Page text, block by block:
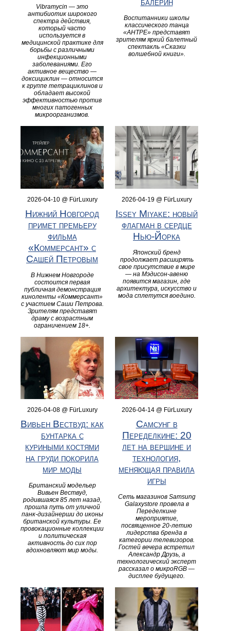
Vibramycin — это
антибиотик широкого
спектра действия,
который часто
используется в
медицинской практике для
борьбы с различными
инфекционными
заболеваниями. Его
активное вещество —
доксициклин — относится
к группе тетрациклинов и
обладает высокой
эффективностью против
многих патогенных
микроорганизмов.
Воспитанники школы
классического танца
«АНТРЕ» представят
зрителям яркий балетный
спектакль «Сказки
волшебной книги».
2026-04-10 @ FürLuxury
Нижний Новгород
примет премьеру
фильма
«Коммерсант» с
Сашей Петровым
В Нижнем Новгороде
состоится первая
публичная демонстрация
киноленты «Коммерсант»
с участием Саши Петрова.
Зрителям представят
драму с возрастным
ограничением 18+.
2026-04-19 @ FürLuxury
Issey Miyake: новый
флагман в сердце
Нью-Йорка
Японский бренд
продолжает расширять
свое присутствие в мире
— на Мэдисон-авеню
появится магазин, где
архитектура, искусство и
мода сплетутся воедино.
2026-04-08 @ FürLuxury
Вивьен Вествуд: как
бунтарка с
куриными костями
на груди покорила
мир моды
Британский модельер
Вивьен Вествуд,
родившаяся 85 лет назад,
прошла путь от уличной
панк-дизайнерши до иконы
британской культуры. Ее
провокационные коллекции
и политическая
активность до сих пор
вдохновляют мир моды.
2026-04-14 @ FürLuxury
Самсунг в
Переделкине: 20
лет на вершине и
технология,
меняющая правила
игры
Сеть магазинов Samsung
Galaxystore провела в
Переделкине
мероприятие,
посвященное 20-летию
лидерства бренда в
категории телевизоров.
Гостей вечера встретил
Александр Друзь, а
технологический эксперт
рассказал о микроRGB —
дисплее будущего.